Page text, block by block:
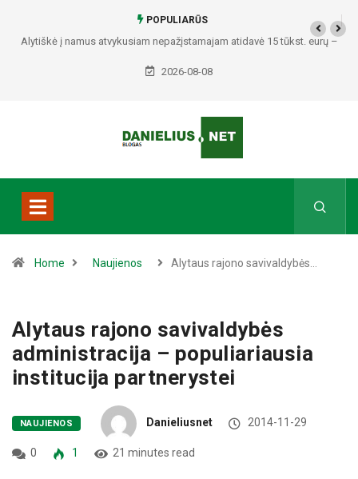
POPULIARŪS
Alytiškė į namus atvykusiam nepažįstamajam atidavė 15 tūkst. eurų –
policija pradėjo tyrimą
2026-08-08
Home Naujienos Alytaus rajono savivaldybės…
Alytaus rajono savivaldybės
administracija – populiariausia
institucija partnerystei
NAUJIENOS Danieliusnet 2014-11-29
0 1 21 minutes read